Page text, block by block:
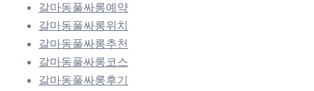
갈마동풀싸롱예약
갈마동풀싸롱위치
갈마동풀싸롱추천
갈마동풀싸롱코스
갈마동풀싸롱후기